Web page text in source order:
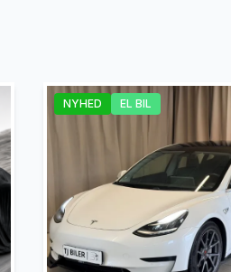
NYHED EL BIL